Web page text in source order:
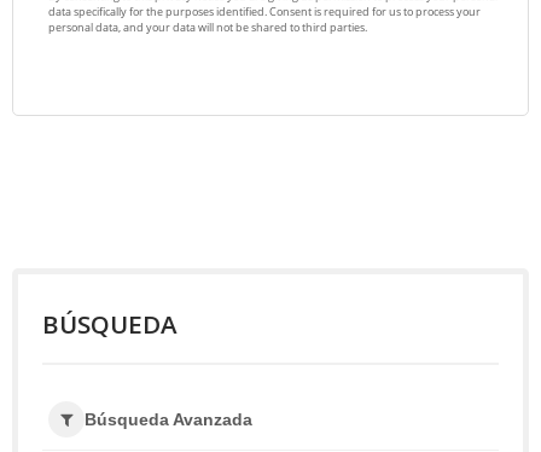
BÚSQUEDA
Búsqueda Avanzada